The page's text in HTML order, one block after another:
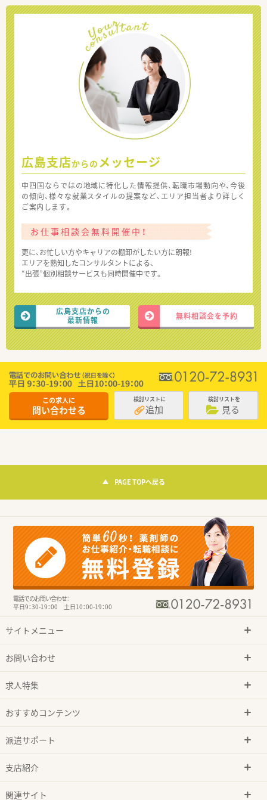
広島支店からの メッセージ
中四国ならではの地域に特化した情報提供、転職市場動向や、今後
の傾向、様々な就業スタイルの提案など、エリア担当者より詳しく
ご案内します。
お仕事相談会無料開催中！
更に、お忙しい方やキャリアの棚卸がしたい方に朗報!
エリアを熟知したコンサルタントによる、
“出張”個別相談サービスも同時開催中です。
広島支店からの
最新情報
無料相談会を予約
この求人に
問い合わせる
検討リストに
追加
検討リストを
見る
PAGE TOPへ戻る
電話でのお問い合わせ：
平日9：30-19：00 土日10：00-19：00
サイトメニュー
お問い合わせ
求人特集
おすすめコンテンツ
派遣サポート
支店紹介
関連サイト